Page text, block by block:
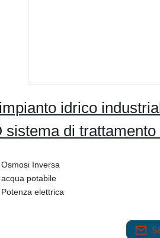
idrico
di trattamento
Osmosi Inversa
acqua potabile
Potenza elettrica